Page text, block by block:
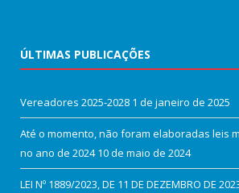
ÚLTIMAS PUBLICAÇÕES
Vereadores 2025-2028 1 de janeiro de 2025
Até o momento, não foram elaboradas leis
no ano de 2024 10 de maio de 2024
LEI Nº 1889/2023, DE 11 DE DEZEMBRO DE